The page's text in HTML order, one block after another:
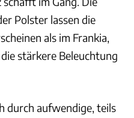
Polster lassen die
als im Frankia,
stärkere Beleuchtung
durch aufwendige, teils